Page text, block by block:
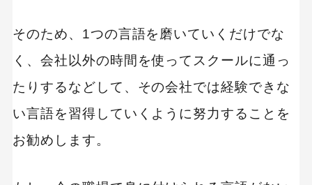
そのため、1つの言語を磨いていくだけでな
く、会社以外の時間を使ってスクールに通っ
たりするなどして、その会社では経験できな
い言語を習得していくように努力することを
お勧めします。